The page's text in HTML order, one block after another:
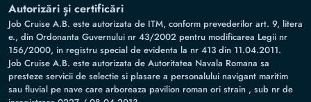
Autorizări și certificări
Job Cruise A.B. este autorizata de ITM, conform prevederilor art. 9, litera
e., din Ordonanta Guvernului nr 43/2002 pentru modificarea Legii nr
156/2000, in registru special de evidenta la nr 413 din 11.04.2011.
Job Cruise A.B. este autorizata de Autoritatea Navala Romana sa
presteze servicii de selectie si plasare a personalului navigant maritim
sau fluvial pe nave care arboreaza pavilion roman ori strain , sub nr de